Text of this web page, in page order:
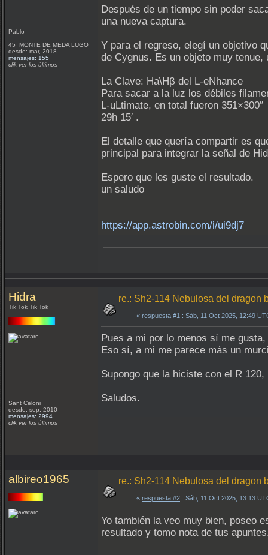
Pablo
45 MONTE DE MEDA LUGO
desde: mar, 2018
mensajes: 155
clik ver los últimos
Después de un tiempo sin poder
una nueva captura.
Y para el regreso, elegí un objetivo
de Cygnus. Es un objeto muy
La Clave: Ha\Hβ del L-eNhance
Para sacar a la luz los débiles
L-uLtimate, en total fueron 351×300″
29h 15′ .
El detalle que quería compartir es
principal para integrar la señal de
Espero que les guste el resultado.
un saludo
https://app.astrobin.com/i/ui9dj7
Hidra
Tik Tok Tik Tok
Sant Celoni
desde: sep, 2010
mensajes: 2994
clik ver los últimos
re.: Sh2-114 Nebulosa del dragon
« respuesta #1 : Sáb, 11 Oct 2025, 12:49
Pues a mi por lo menos sí me
Eso sí, a mi me parece más un
Supongo que la hiciste con el R
Saludos.
albireo1965 re.: Sh2-114 Nebulosa del dragon
« respuesta #2 : Sáb, 11 Oct 2025, 13:13
Yo también la veo muy bien, poseo
resultado y tomo nota de tus